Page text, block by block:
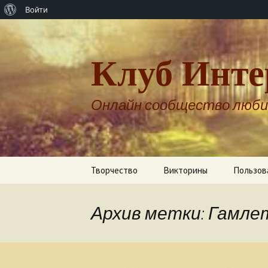
Войти
Клуб
Онлайн сообщество
Творчество
Александр Бернгардт
Викторины
Архив метки: